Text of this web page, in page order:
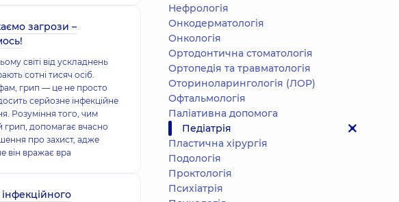
загрози –
світі від ускладнень
сотні тисяч осіб.
грип — це не просто
серйозне інфекційне
Розуміння того, чим
грип, допомагає вчасно
про захист, адже
він вражає вра
Нефрологія
Онкодерматологія
Онкологія
Ортодонтична стоматологія
Ортопедія та травматологія
Оториноларингологія (ЛОР)
Офтальмологія
Паліативна допомога
Педіатрія
Пластична хірургія
Подологiя
Проктологія
Психіатрія